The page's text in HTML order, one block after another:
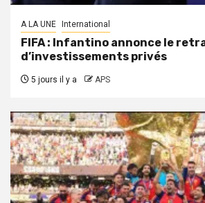
A LA UNE International
FIFA : Infantino annonce le
d’investissements privés
5 jours il y a APS